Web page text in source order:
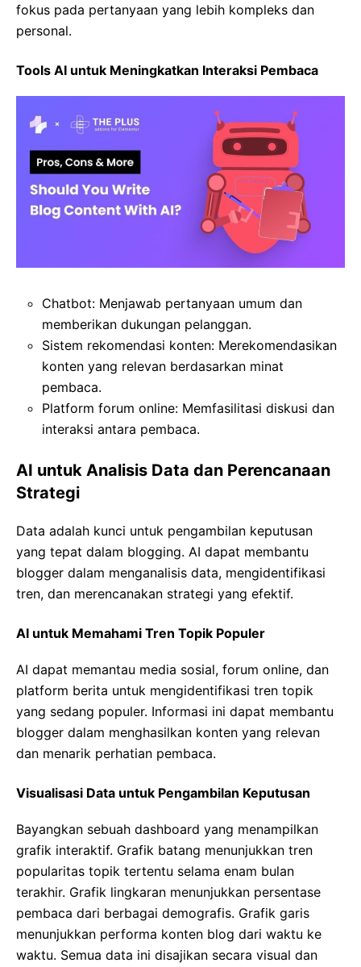
fokus pada pertanyaan yang lebih kompleks dan
personal.
Tools AI untuk Meningkatkan Interaksi Pembaca
Chatbot: Menjawab pertanyaan umum dan
memberikan dukungan pelanggan.
Sistem rekomendasi konten: Merekomendasikan
konten yang relevan berdasarkan minat
pembaca.
Platform forum online: Memfasilitasi diskusi dan
interaksi antara pembaca.
AI untuk Analisis Data dan Perencanaan
Strategi
Data adalah kunci untuk pengambilan keputusan
yang tepat dalam blogging. AI dapat membantu
blogger dalam menganalisis data, mengidentifikasi
tren, dan merencanakan strategi yang efektif.
AI untuk Memahami Tren Topik Populer
AI dapat memantau media sosial, forum online, dan
platform berita untuk mengidentifikasi tren topik
yang sedang populer. Informasi ini dapat membantu
blogger dalam menghasilkan konten yang relevan
dan menarik perhatian pembaca.
Visualisasi Data untuk Pengambilan Keputusan
Bayangkan sebuah dashboard yang menampilkan
grafik interaktif. Grafik batang menunjukkan tren
popularitas topik tertentu selama enam bulan
terakhir. Grafik lingkaran menunjukkan persentase
pembaca dari berbagai demografis. Grafik garis
menunjukkan performa konten blog dari waktu ke
waktu. Semua data ini disajikan secara visual dan